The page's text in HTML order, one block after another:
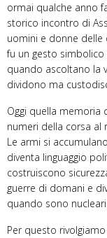
ormai qualche anno
storico incontro di
uomini e donne delle
fu un gesto
quando ascoltano la
dividono ma
Oggi quella memoria
numeri della corsa
Le armi si
diventa linguaggio
costruiscono
guerre di domani e
quando sono
Per questo